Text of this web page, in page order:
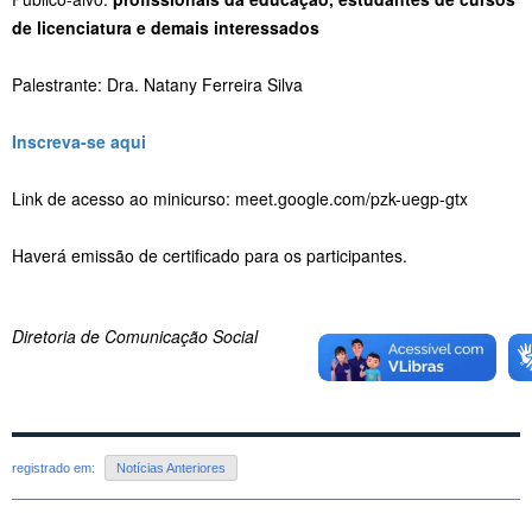
de licenciatura e demais interessados
Palestrante: Dra. Natany Ferreira Silva
Inscreva-se aqui
Link de acesso ao minicurso: meet.google.com/pzk-uegp-gtx
Haverá emissão de certificado para os participantes.
Diretoria de Comunicação Social
registrado em: Notícias Anteriores